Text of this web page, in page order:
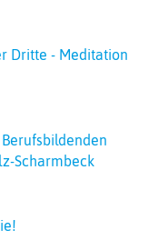
Dritte - Meditation
Scharmbeck